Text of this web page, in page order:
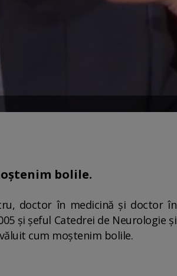
bolile.
doctor în medicină și doctor în
și șeful Catedrei de Neurologie şi
cum moștenim bolile.